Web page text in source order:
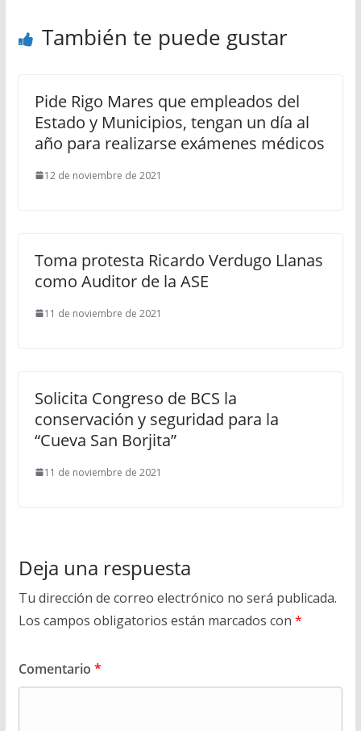
También te puede gustar
Pide Rigo Mares que empleados del
Estado y Municipios, tengan un día al
año para realizarse exámenes médicos
12 de noviembre de 2021
Toma protesta Ricardo Verdugo Llanas
como Auditor de la ASE
11 de noviembre de 2021
Solicita Congreso de BCS la
conservación y seguridad para la
“Cueva San Borjita”
11 de noviembre de 2021
Deja una respuesta
Tu dirección de correo electrónico no será publicada.
Los campos obligatorios están marcados con *
Comentario *